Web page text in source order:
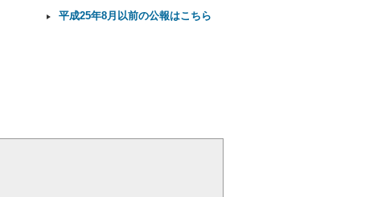
平成25年8月以前の公報はこちら